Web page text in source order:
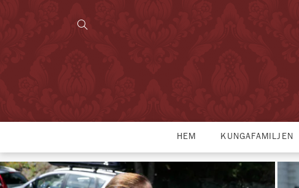
HEM KUNGAFAMILJEN